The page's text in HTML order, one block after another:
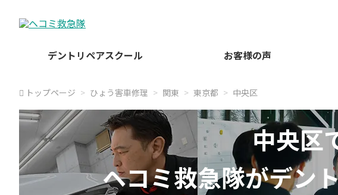
デントリペアスクール
お客様の声
トップページ ひょう害車修理 関東 東京都 中央区
中央区
ヘコミ救急隊がデン